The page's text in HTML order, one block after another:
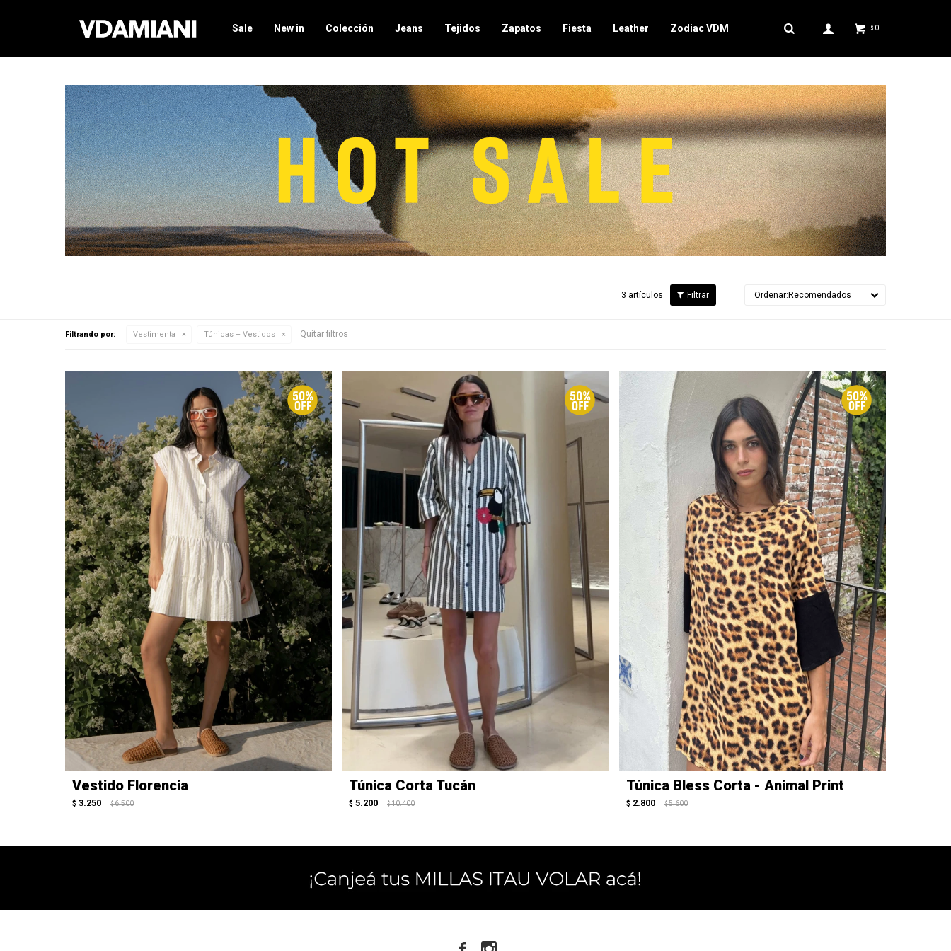
Sale New in Colección Jeans Tejidos Zapatos Fiesta Leather Zodiac VDM $ 0
3 artículos Recomendados
Filtrando por: Vestimenta Túnicas + Vestidos Quitar filtros
Vestido Florencia
$ 3.250 $ 6.500
Túnica Corta Tucán
$ 5.200 $ 10.400
Túnica Bless Corta - Animal Print
$ 2.800 $ 5.600